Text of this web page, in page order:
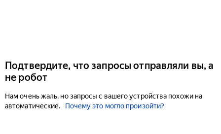
Подтвердите, что запросы отправляли вы, а
не робот
Нам очень жаль, но запросы с вашего устройства похожи на
автоматические.
Почему это могло произойти?